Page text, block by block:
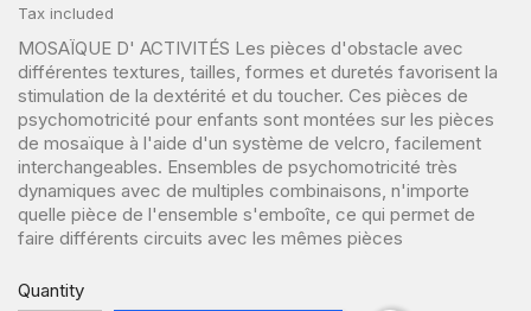
Tax included
MOSAÏQUE D' ACTIVITÉS Les pièces d'obstacle avec
différentes textures, tailles, formes et duretés favorisent la
stimulation de la dextérité et du toucher. Ces pièces de
psychomotricité pour enfants sont montées sur les pièces
de mosaïque à l'aide d'un système de velcro, facilement
interchangeables. Ensembles de psychomotricité très
dynamiques avec de multiples combinaisons, n'importe
quelle pièce de l'ensemble s'emboîte, ce qui permet de
faire différents circuits avec les mêmes pièces
Quantity